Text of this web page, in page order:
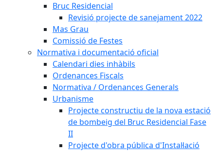
Bruc Residencial
Revisió projecte de sanejament 2022
Mas Grau
Comissió de Festes
Normativa i documentació oficial
Calendari dies inhàbils
Ordenances Fiscals
Normativa / Ordenances Generals
Urbanisme
Projecte constructiu de la nova estació
de bombeig del Bruc Residencial Fase
II
Projecte d'obra pública d'Instal·lació